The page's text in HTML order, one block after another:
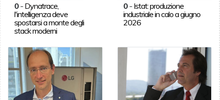
0- Dynatrace,
l'intelligenza deve
spostarsi a monte degli
stack moderni
0 - Istat: produzione
industriale in calo a giugno
2026